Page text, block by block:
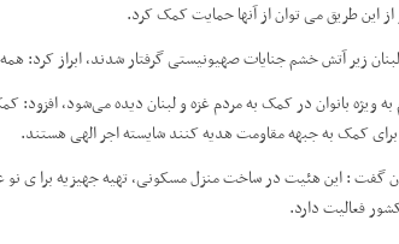
این طریق می توان از آنها حمایت کمک کرد.
زیر آتش خشم جنایات صهیونیستی گرفتار شدند، ابراز کرد:
ویژه بانوان در کمک به مردم غزه و لبنان دیده می‌شود،
کمک به جبهه مقاومت هدیه کنند شایسته اجر الهی هستند.
گفت : این هئیت در ساخت منزل مسکونی، تهیه جهیزیه برا ی
فعالیت دارد.